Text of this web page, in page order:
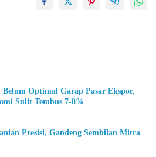
Optimal Garap Pasar Ekspor,
Sulit Tembus 7-8%
Presisi, Gandeng Sembilan Mitra